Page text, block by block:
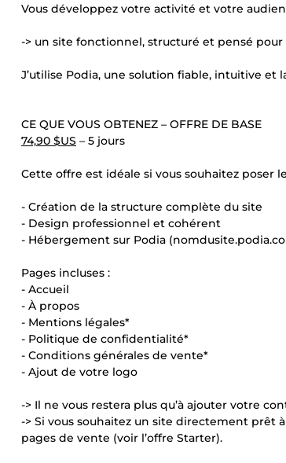
Vous développez votre activité et votre
-> un site fonctionnel, structuré et pensé pour
J’utilise Podia, une solution fiable, intuitive
CE QUE VOUS OBTENEZ – OFFRE DE BASE
74,90 $US – 5 jours
Cette offre est idéale si vous souhaitez poser
- Création de la structure complète du site
- Design professionnel et cohérent
- Hébergement sur Podia
Pages incluses :
- Accueil
- À propos
- Mentions légales*
- Politique de confidentialité*
- Conditions générales de vente*
- Ajout de votre logo
-> Il ne vous restera plus qu’à ajouter votre
-> Si vous souhaitez un site directement prêt
pages de vente (voir l’offre Starter).